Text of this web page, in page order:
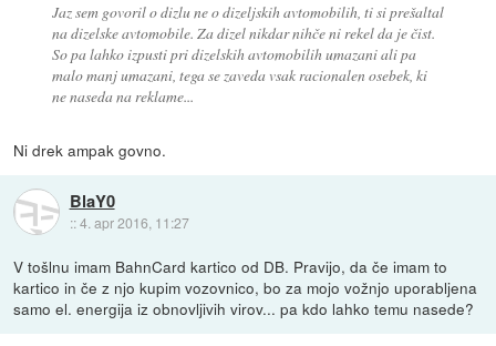
Jaz sem govoril o dizlu ne o dizeljskih avtomobilih, ti si prešaltal
na dizelske avtomobile. Za dizel nikdar nihče ni rekel da je čist.
So pa lahko izpusti pri dizelskih avtomobilih umazani ali pa
malo manj umazani, tega se zaveda vsak racionalen osebek, ki
ne naseda na reklame...
Ni drek ampak govno.
BlaY0
::4. apr 2016, 11:27
V tošlnu imam BahnCard kartico od DB. Pravijo, da če imam to
kartico in če z njo kupim vozovnico, bo za mojo vožnjo uporabljena
samo el. energija iz obnovljivih virov... pa kdo lahko temu nasede?